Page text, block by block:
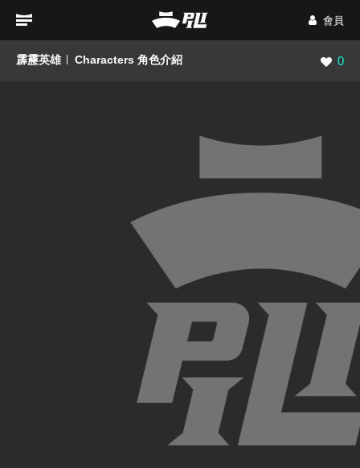
會員
霹靂英雄 Characters 角色介紹 瀏覽
0